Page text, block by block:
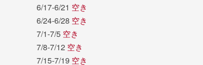
6/17-6/21 空き
6/24-6/28 空き
7/1-7/5 空き
7/8-7/12 空き
7/15-7/19 空き